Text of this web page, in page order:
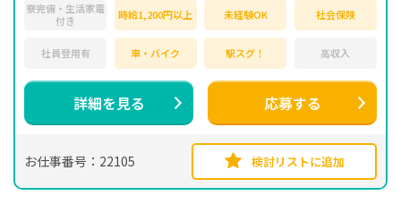
寮完備・生活家電
付き
時給1,200円以上 未経験OK 社会保険
社員登用有 車・バイク 駅スグ！ 高収入
詳細を見る 応募する
お仕事番号：22105 検討リストに追加